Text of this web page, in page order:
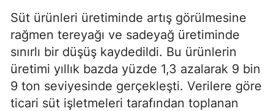
Süt ürünleri üretiminde artış görülmesine
rağmen tereyağı ve sadeyağ üretiminde
sınırlı bir düşüş kaydedildi. Bu ürünlerin
üretimi yıllık bazda yüzde 1,3 azalarak 9 bin
9 ton seviyesinde gerçekleşti. Verilere göre
ticari süt işletmeleri tarafından toplanan